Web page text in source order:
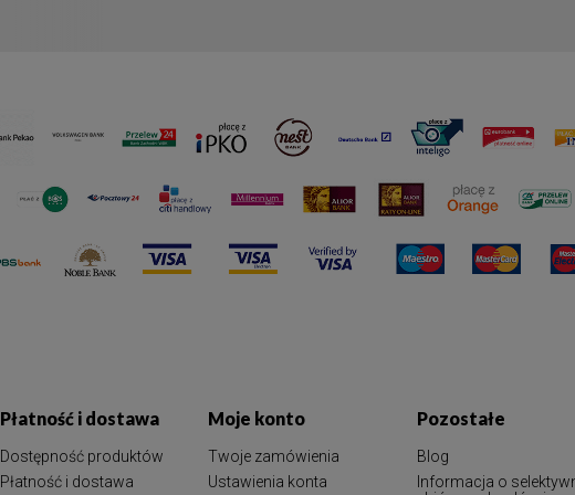
Płatność i dostawa
Dostępność produktów
Płatność i dostawa
Moje konto
Twoje zamówienia
Ustawienia konta
Pozostałe
Blog
Informacja o